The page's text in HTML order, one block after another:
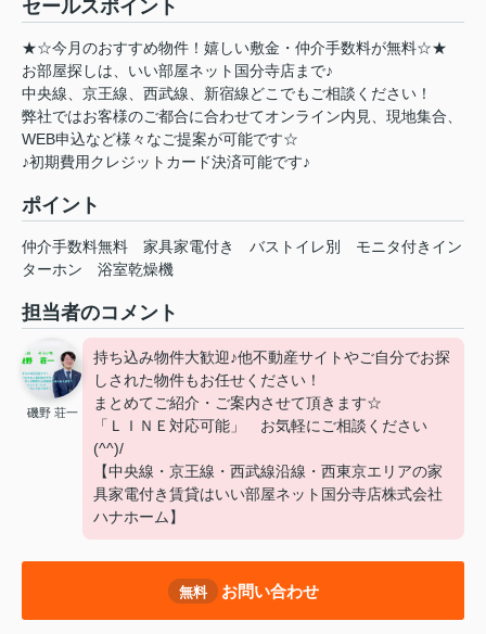
セールスポイント
★☆今月のおすすめ物件！嬉しい敷金・仲介手数料が無料☆★
お部屋探しは、いい部屋ネット国分寺店まで♪
中央線、京王線、西武線、新宿線どこでもご相談ください！
弊社ではお客様のご都合に合わせてオンライン内見、現地集合、
WEB申込など様々なご提案が可能です☆
♪初期費用クレジットカード決済可能です♪
ポイント
仲介手数料無料 家具家電付き バストイレ別
モニタ付きイン
ターホン
浴室乾燥機
担当者のコメント
磯野 荘一
持ち込み物件大歓迎♪他不動産サイトやご自分でお探
しされた物件もお任せください！
まとめてご紹介・ご案内させて頂きます☆
「ＬＩＮＥ対応可能」 お気軽にご相談ください
(^^)/
【中央線・京王線・西武線沿線・西東京エリアの家
具家電付き賃貸はいい部屋ネット国分寺店株式会社
ハナホーム】
無料 お問い合わせ